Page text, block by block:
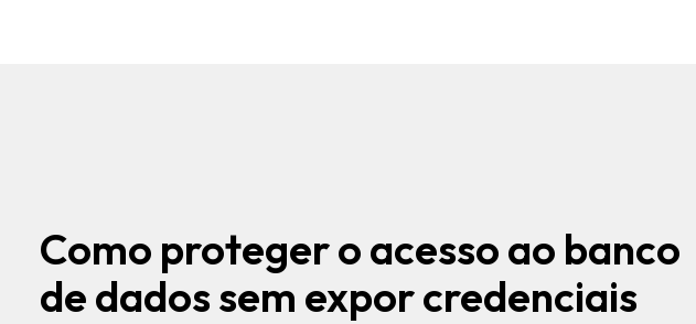
Como proteger o acesso ao banco
de dados sem expor credenciais